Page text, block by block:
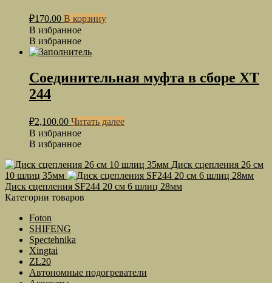
₽170.00 В корзину
В избранное
В избранное
Соединительная муфта в сборе ХТ
244
₽2,100.00 Читать далее
В избранное
В избранное
Диск сцепления 26 см
10 шлиц 35мм
Диск сцепления SF244 20 см 6 шлиц 28мм
Категории товаров
Foton
SHIFENG
Spectehnika
Xingtai
ZL20
Автономные подогреватели